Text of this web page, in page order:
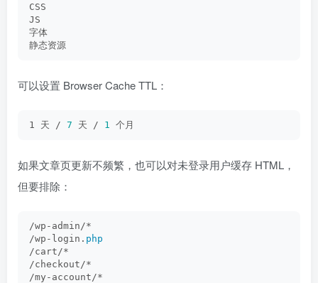
CSS
JS
字体
静态资源
可以设置 Browser Cache TTL：
1 天 / 7 天 / 1 个月
如果文章页更新不频繁，也可以对未登录用户缓存 HTML，
但要排除：
/wp-admin/*
/wp-login. php
/cart/*
/checkout/*
/my-account/*